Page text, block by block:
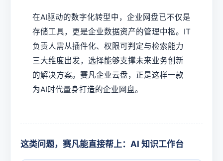
在AI驱动的数字化转型中，企业网盘已不仅是
存储工具，更是企业数据资产的管理中枢。IT
负责人需从插件化、权限可判定与检索能力
三大维度出发，选择能够支撑未来业务创新
的解决方案。赛凡企业云盘，正是这样一款
为AI时代量身打造的企业网盘。
这类问题，赛凡能直接帮上：AI 知识工作台